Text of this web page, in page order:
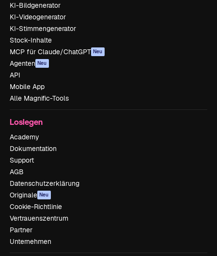
KI-Bildgenerator
KI-Videogenerator
KI-Stimmengenerator
Stock-Inhalte
MCP für Claude/ChatGPT Neu
Agenten Neu
API
Mobile App
Alle Magnific-Tools
Loslegen
Academy
Dokumentation
Support
AGB
Datenschutzerklärung
Originale Neu
Cookie-Richtlinie
Vertrauenszentrum
Partner
Unternehmen